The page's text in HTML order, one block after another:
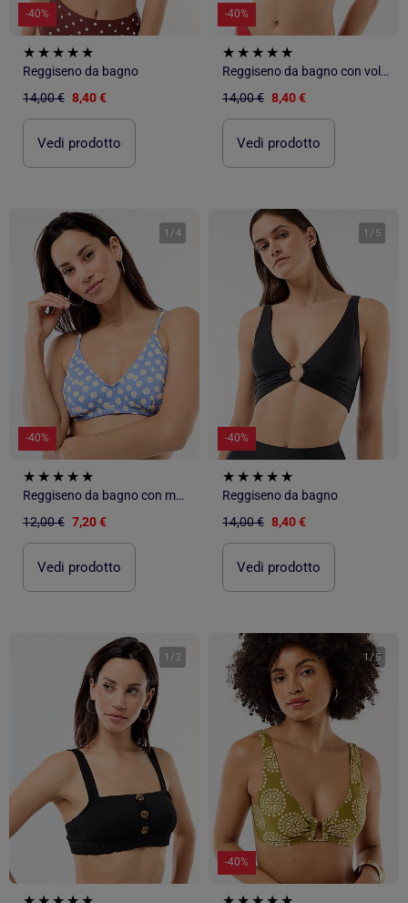
-40%
Reggiseno da bagno
14,00 € 8,40 €
Vedi prodotto
-40%
Reggiseno da bagno con volant in microfibra morbida
14,00 € 8,40 €
Vedi prodotto
1 /4
-40%
Reggiseno da bagno con motivo a margherite
12,00 € 7,20 €
Vedi prodotto
1 / 5
-40%
Reggiseno da bagno
14,00 € 8,40 €
Vedi prodotto
1 / 2 1/5
-40%